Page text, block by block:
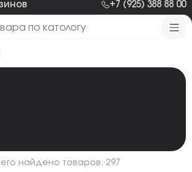
+7 (925) 388 88 00
найдено товаров: 297